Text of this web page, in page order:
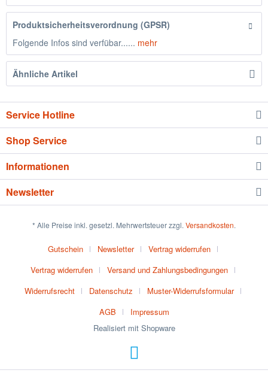
Produktsicherheitsverordnung (GPSR)
Folgende Infos sind verfübar...... mehr
Ähnliche Artikel
Service Hotline
Shop Service
Informationen
Newsletter
* Alle Preise inkl. gesetzl. Mehrwertsteuer zzgl. Versandkosten.
Gutschein Newsletter
Vertrag widerrufen
Vertrag widerrufen
Versand und Zahlungsbedingungen
Widerrufsrecht
Datenschutz
Muster-Widerrufsformular
AGB
Impressum
Realisiert mit Shopware